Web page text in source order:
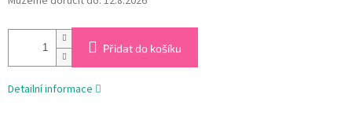
Přidat do košíku
Detailní informace